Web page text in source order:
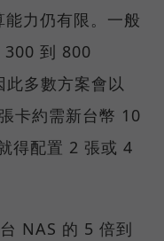
力仍有限。一般
300 到 800
此多數方案會以
卡約需新台幣 10
得配置 2 張或 4
NAS 的 5 倍到